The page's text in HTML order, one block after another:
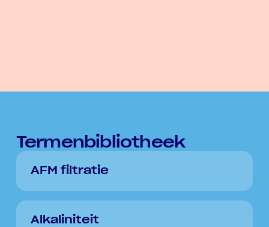
Termenbibliotheek
AFM filtratie
Alkaliniteit